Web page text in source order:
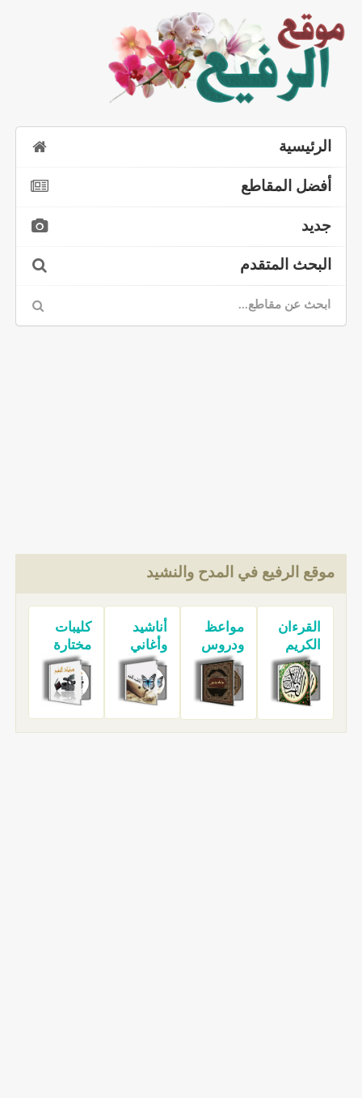
الرئيسية
أفضل المقاطع
جديد
البحث المتقدم
موقع الرفيع في المدح والنشيد
القرءان
الكريم
مواعظ
ودروس
أناشيد
وأغاني
كليبات
مختارة